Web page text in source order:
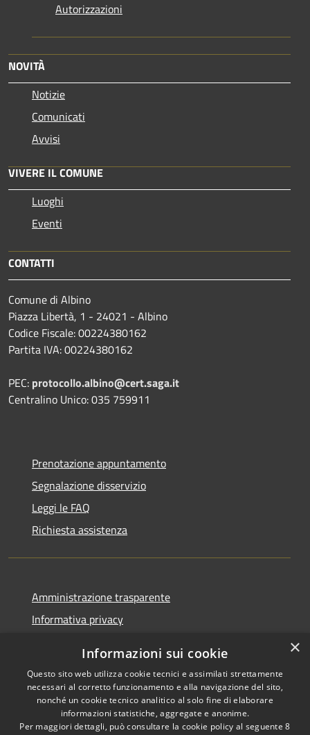
Autorizzazioni
NOVITÀ
Notizie
Comunicati
Avvisi
VIVERE IL COMUNE
Luoghi
Eventi
CONTATTI
Comune di Albino
Piazza Libertà, 1 - 24021 - Albino
Codice Fiscale: 00224380162
Partita IVA: 00224380162
PEC: protocollo.albino@cert.saga.it
Centralino Unico: 035 759911
Prenotazione appuntamento
Segnalazione disservizio
Leggi le FAQ
Richiesta assistenza
Amministrazione trasparente
Informativa privacy
Dichiarazione di accessibilità
×
Informazioni sui cookie
Questo sito web utilizza cookie tecnici e assimilati strettamente
necessari al corretto funzionamento e alla navigazione del sito,
nonché un cookie tecnico analitico al solo fine di elaborare
informazioni statistiche, aggregate e anonime.
Per maggiori dettagli, può consultare la cookie policy al seguente8